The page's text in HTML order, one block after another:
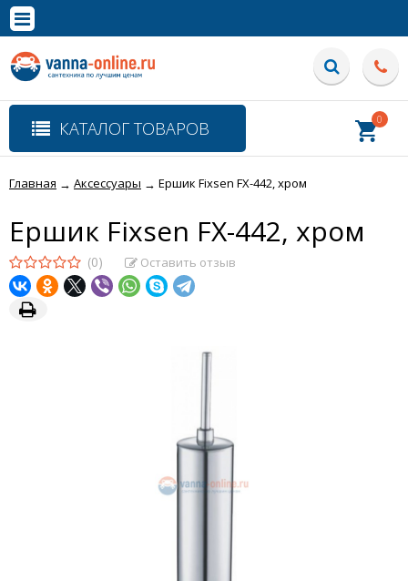
Полная версия сайта
КАТАЛОГ ТОВАРОВ 0
Главная → Аксессуары → Ершик Fixsen FX-442, хром
Ершик Fixsen FX-442, хром
(0) Оставить отзыв